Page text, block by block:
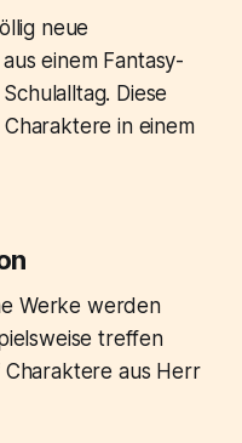
neue
einem Fantasy-
Diese
in einem
Werke werden
treffen
aus Herr